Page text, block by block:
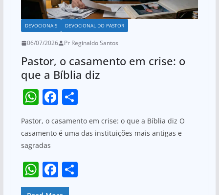
DEVOCIONAIS DEVOCIONAL DO PASTOR
06/07/2026 Pr Reginaldo Santos
Pastor, o casamento em crise: o
que a Bíblia diz
W
at
s
A
p
F
c
b
o
S
ar
Pastor, o casamento em crise: o que a Bíblia diz O
casamento é uma das instituições mais antigas e
sagradas
W
h
F
a
S